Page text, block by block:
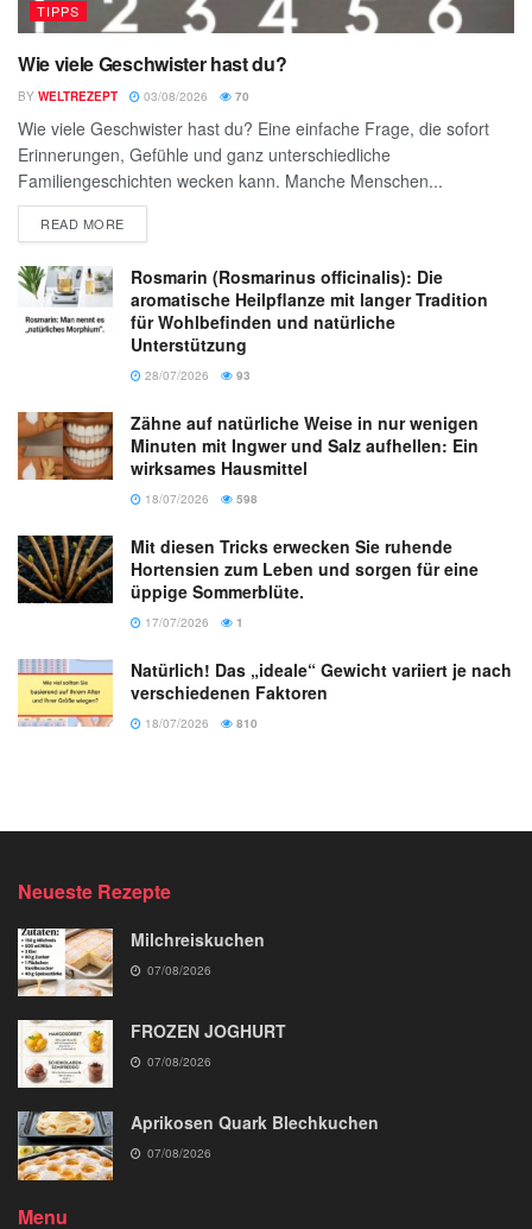
TIPPS
Wie viele Geschwister hast du?
BY WELTREZEPT 03/08/2026 70
Wie viele Geschwister hast du? Eine einfache Frage, die sofort
Erinnerungen, Gefühle und ganz unterschiedliche
Familiengeschichten wecken kann. Manche Menschen...
READ MORE
Rosmarin (Rosmarinus officinalis): Die
aromatische Heilpflanze mit langer Tradition
für Wohlbefinden und natürliche
Unterstützung
28/07/2026 93
Zähne auf natürliche Weise in nur wenigen
Minuten mit Ingwer und Salz aufhellen: Ein
wirksames Hausmittel
18/07/2026 598
Mit diesen Tricks erwecken Sie ruhende
Hortensien zum Leben und sorgen für eine
üppige Sommerblüte.
17/07/2026 1
Natürlich! Das „ideale“ Gewicht variiert je nach
verschiedenen Faktoren
18/07/2026 810
Neueste Rezepte
Milchreiskuchen
07/08/2026
FROZEN JOGHURT
07/08/2026
Aprikosen Quark Blechkuchen
07/08/2026
Menu